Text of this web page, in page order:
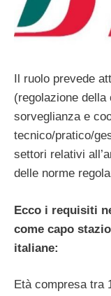
Il ruolo prevede
(regolazione
sorveglianza e
tecnico/pratico/
settori relativi
delle norme
Ecco i requisiti
come capo
italiane:
Età compresa tra